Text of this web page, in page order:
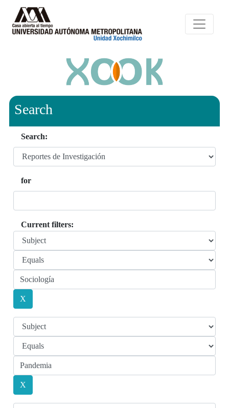
Search
Search:
for
Current filters: